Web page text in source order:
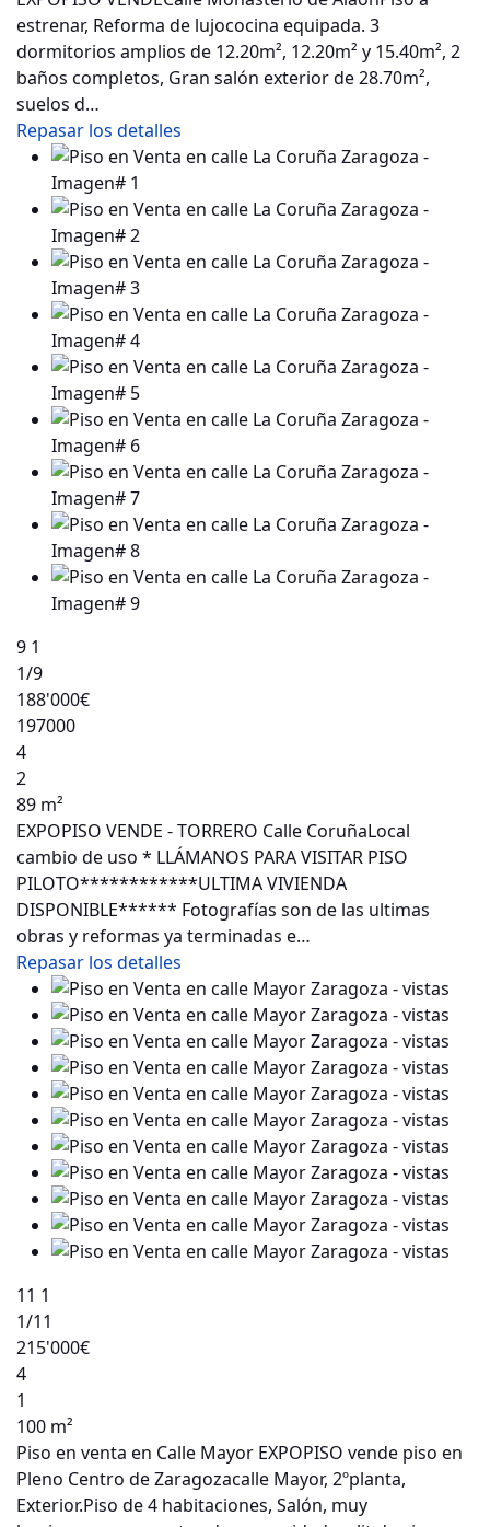
estrenar, Reforma de lujococina equipada. 3
dormitorios amplios de 12.20m², 12.20m² y 15.40m², 2
baños completos, Gran salón exterior de 28.70m²,
suelos d…
Repasar los detalles
9 1
1/9
188'000€
197000
4
2
89 m²
EXPOPISO VENDE - TORRERO Calle CoruñaLocal
cambio de uso * LLÁMANOS PARA VISITAR PISO
PILOTO************ULTIMA VIVIENDA
DISPONIBLE****** Fotografías son de las ultimas
obras y reformas ya terminadas e…
Repasar los detalles
11 1
1/11
215'000€
4
1
100 m²
Piso en venta en Calle Mayor EXPOPISO vende piso en
Pleno Centro de Zaragozacalle Mayor, 2ºplanta,
Exterior.Piso de 4 habitaciones, Salón, muy